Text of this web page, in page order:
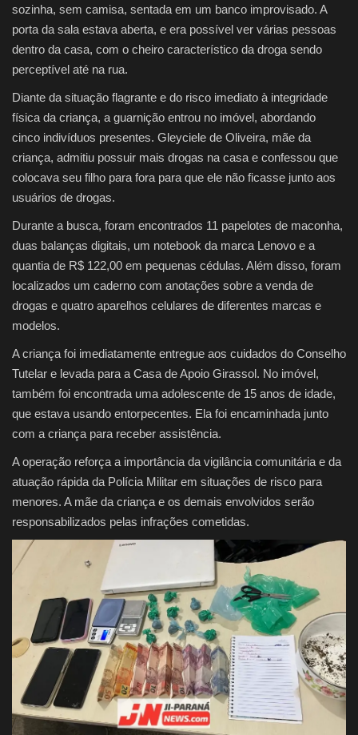
sozinha, sem camisa, sentada em um banco improvisado. A
porta da sala estava aberta, e era possível ver várias pessoas
dentro da casa, com o cheiro característico da droga sendo
perceptível até na rua.
Diante da situação flagrante e do risco imediato à integridade
física da criança, a guarnição entrou no imóvel, abordando
cinco indivíduos presentes. Gleyciele de Oliveira, mãe da
criança, admitiu possuir mais drogas na casa e confessou que
colocava seu filho para fora para que ele não ficasse junto aos
usuários de drogas.
Durante a busca, foram encontrados 11 papelotes de maconha,
duas balanças digitais, um notebook da marca Lenovo e a
quantia de R$ 122,00 em pequenas cédulas. Além disso, foram
localizados um caderno com anotações sobre a venda de
drogas e quatro aparelhos celulares de diferentes marcas e
modelos.
A criança foi imediatamente entregue aos cuidados do Conselho
Tutelar e levada para a Casa de Apoio Girassol. No imóvel,
também foi encontrada uma adolescente de 15 anos de idade,
que estava usando entorpecentes. Ela foi encaminhada junto
com a criança para receber assistência.
A operação reforça a importância da vigilância comunitária e da
atuação rápida da Polícia Militar em situações de risco para
menores. A mãe da criança e os demais envolvidos serão
responsabilizados pelas infrações cometidas.